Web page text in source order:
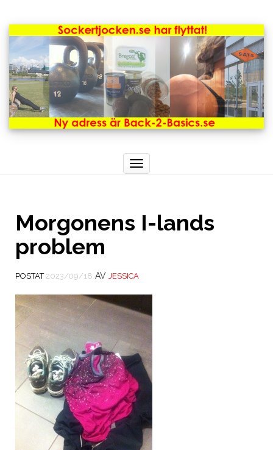
Toggle
navigation
Morgonens I-lands
problem
POSTAT 2023/09/18 AV JESSICA